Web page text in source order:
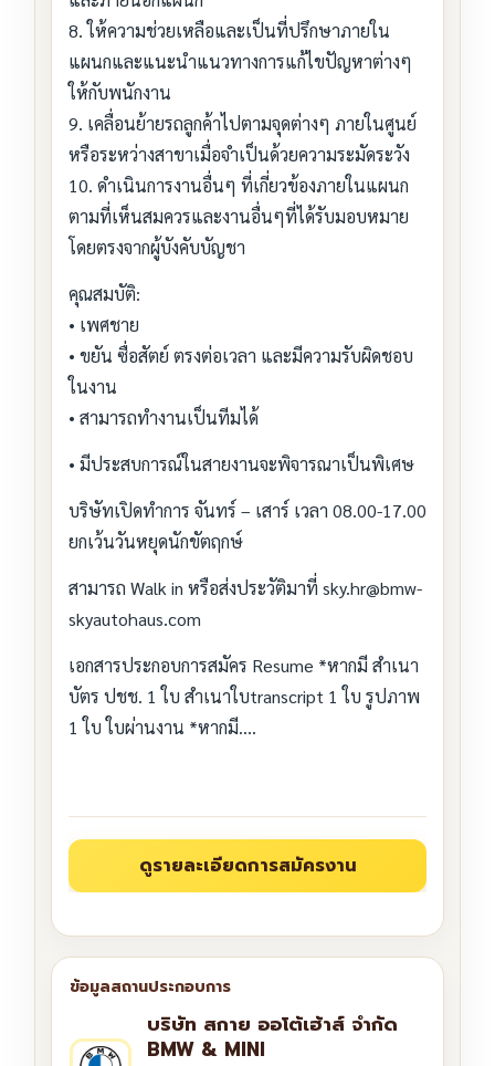
8. ให้ความช่วยเหลือและเป็นที่ปรึกษาภายใน
แผนกและแนะนำแนวทางการแก้ไขปัญหาต่างๆ
ให้กับพนักงาน
9. เคลื่อนย้ายรถลูกค้าไปตามจุดต่างๆ ภายในศูนย์
หรือระหว่างสาขาเมื่อจำเป็นด้วยความระมัดระวัง
10. ดำเนินการงานอื่นๆ ที่เกี่ยวข้องภายในแผนก
ตามที่เห็นสมควรและงานอื่นๆที่ได้รับมอบหมาย
โดยตรงจากผู้บังคับบัญชา
คุณสมบัติ:
• เพศชาย
• ขยัน ซื่อสัตย์ ตรงต่อเวลา และมีความรับผิดชอบ
ในงาน
• สามารถทำงานเป็นทีมได้
• มีประสบการณ์ในสายงานจะพิจารณาเป็นพิเศษ
บริษัทเปิดทำการ จันทร์ – เสาร์ เวลา 08.00-17.00
ยกเว้นวันหยุดนักขัตฤกษ์
สามารถ Walk in หรือส่งประวัติมาที่ sky.hr@bmw-
skyautohaus.com
เอกสารประกอบการสมัคร Resume *หากมี สำเนา
บัตร ปชช. 1 ใบ สำเนาใบtranscript 1 ใบ รูปภาพ
1 ใบ ใบผ่านงาน *หากมี….
บริษัท สกาย ออโต้เฮ้าส์ จำกัด
BMW & MINI